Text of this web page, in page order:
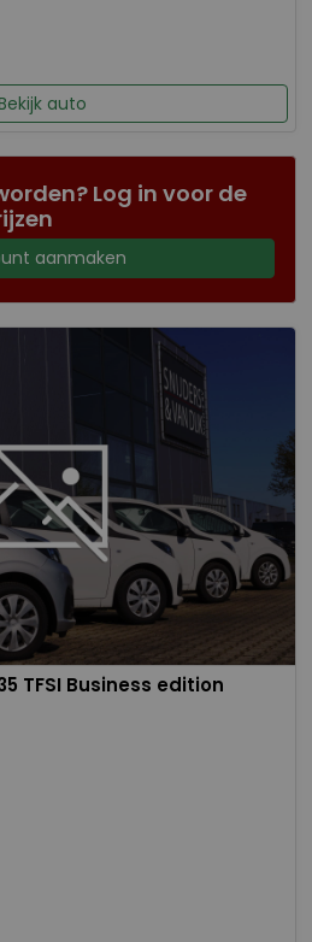
auto
Log in voor de
aanmaken
TFSI Business edition